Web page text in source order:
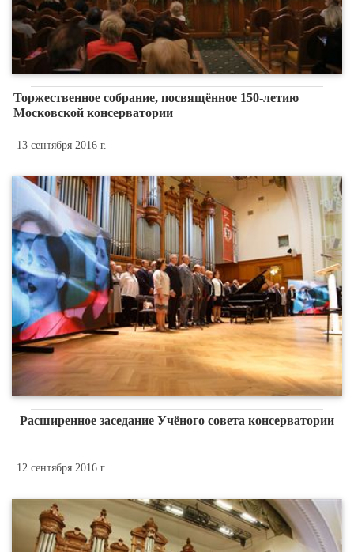
Торжественное собрание, посвящённое 150-летию
Московской консерватории
13 сентября 2016 г.
Расширенное заседание Учёного совета консерватории
12 сентября 2016 г.